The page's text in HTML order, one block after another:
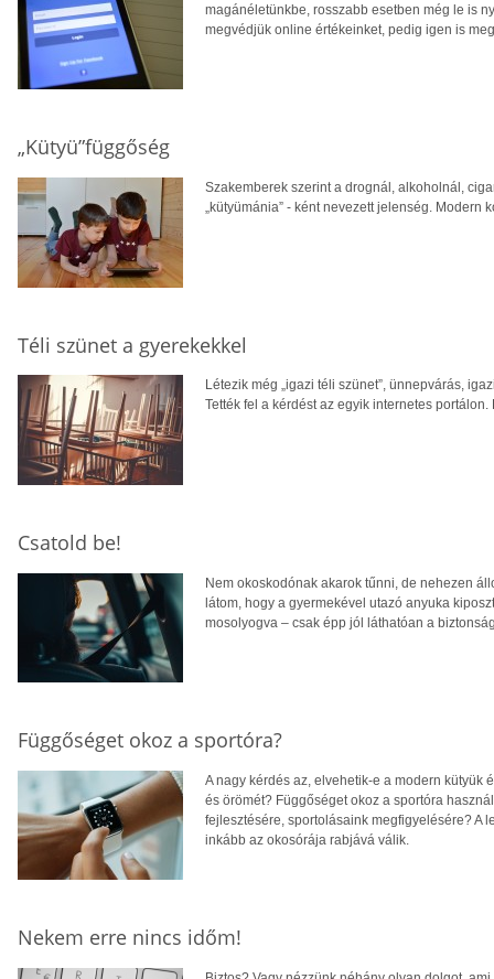
magánéletünkbe, rosszabb esetben még le is
megvédjük online értékeinket, pedig igen is
„Kütyü”függőség
Szakemberek szerint a drognál, alkoholnál,
„kütyümánia” - ként nevezett jelenség.
Téli szünet a gyerekekkel
Létezik még „igazi téli szünet”, ünnepvárás,
Tették fel a kérdést az egyik internetes
Csatold be!
Nem okoskodónak akarok tűnni, de nehezen
látom, hogy a gyermekével utazó anyuka
mosolyogva – csak épp jól láthatóan a
Függőséget okoz a sportóra?
A nagy kérdés az, elvehetik-e a modern kütyük
és örömét? Függőséget okoz a sportóra
fejlesztésére, sportolásaink megfigyelésére? A
inkább az okosórája rabjává válik.
Nekem erre nincs időm!